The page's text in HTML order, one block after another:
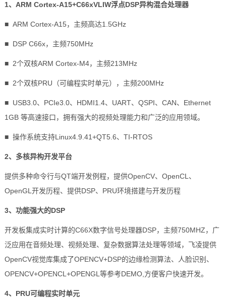
1、 ARM Cortex-A15+C66xVLIW浮点DSP异构混合处理器
■ ARM Cortex-A15，主频高达1.5GHz
■ DSP C66x，主频750MHz
■ 2个双核ARM Cortex-M4，主频213MHz
■ 2个双核PRU（可编程实时单元），主频200MHz
■ USB3.0、PCIe3.0、HDMI1.4、UART、QSPI、CAN、Ethernet
1GB 等高速接口，拥有强大的视频处理能力和广泛的应用领域。
■ 操作系统支持Linux4.9.41+QT5.6、TI-RTOS
2、多核异构开发平台
提供多种命令行与QT端开发例程，提供OpenCV、OpenCL、
OpenGL开发历程、提供DSP、PRU环境搭建与开发历程
3、功能强大的DSP
开发板集成实时计算的C66X数字信号处理器DSP，主频750MHZ，广
泛应用在音频处理、视频处理、复杂数据算法处理等领域， 飞凌提供
OpenCV视觉库集成了OPENCV+DSP的边缘检测算法、 人脸识别 、
OPENCV+OPENCL+OPENGL等参考DEMO,方便客户快速开发。
4、PRU可编程实时单元